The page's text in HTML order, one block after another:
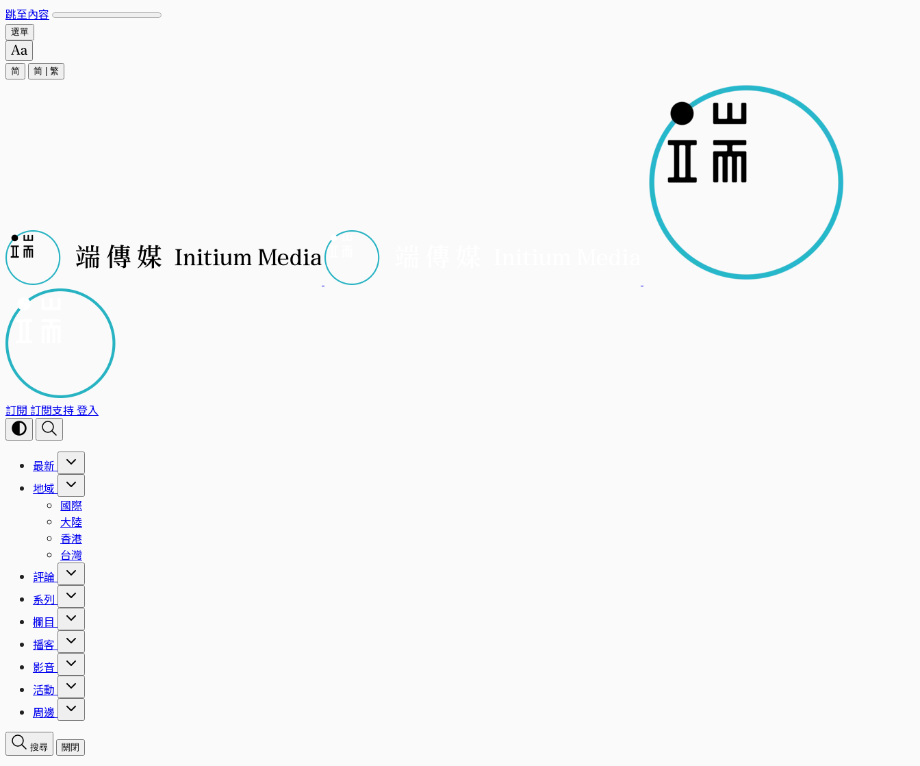
跳至內容
選單
简 简 繁
訂閱 訂閱支持登入
最新
地域
國際
大陸
香港
台灣
評論
系列
欄目
播客
影音
活動
周邊
搜尋 關閉